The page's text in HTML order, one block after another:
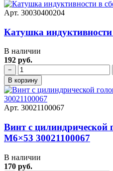
Арт. 30030400204
Катушка индуктивности
В наличии
192 руб.
−
В корзину
Арт. 30021100067
Винт с цилиндрической
M6×53 30021100067
В наличии
170 руб.